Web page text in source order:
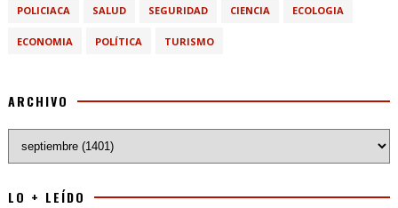
POLICIACA SALUD SEGURIDAD CIENCIA ECOLOGIA
ECONOMIA POLÍTICA TURISMO
ARCHIVO
LO + LEÍDO